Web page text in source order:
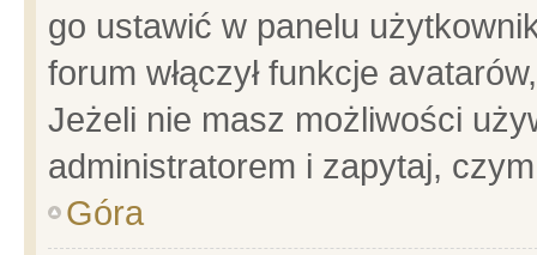
go ustawić w panelu
forum włączył funkcje
Jeżeli nie masz możliwości
administratorem i zapytaj,
Góra